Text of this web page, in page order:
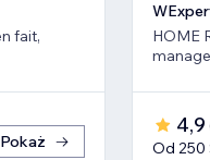
fait,
Pokaż
HOME
4,9
Od 250